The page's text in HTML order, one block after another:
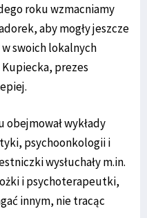
roku wzmacniamy
aby mogły jeszcze
swoich lokalnych
Kupiecka, prezes
wykłady
psychoonkologii i
wysłuchały m.in.
i psychoterapeutki,
innym, nie tracąc